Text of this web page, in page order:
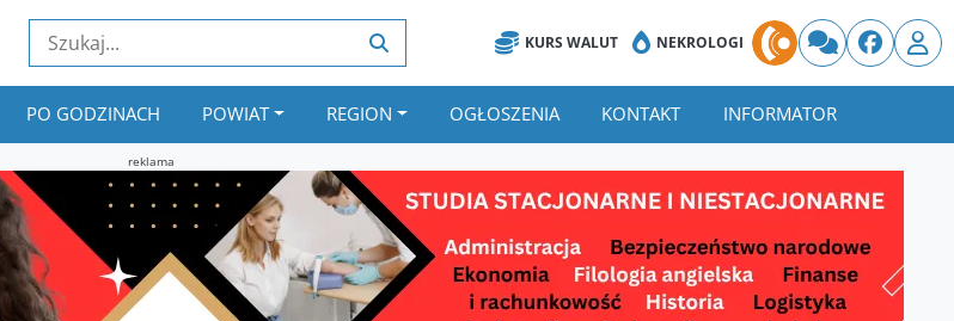
KURS WALUT NEKROLOGI
PO GODZINACH POWIAT REGION OGŁOSZENIA KONTAKT INFORMATOR
reklama